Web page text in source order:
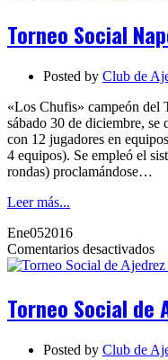
Torneo Social
Posted by Club de
«Los Chufis» campeón del
sábado 30 de diciembre,
con 12 jugadores en
4 equipos). Se empleó el
rondas) proclamándose…
Leer más...
Ene052016
Comentarios desactivadosen
Torneo Social de
Posted by Club de